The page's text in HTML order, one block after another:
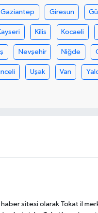
Gaziantep Giresun
Kilis Kocaeli
Nevşehir Niğde
Uşak Van
sitesi olarak Tokat il